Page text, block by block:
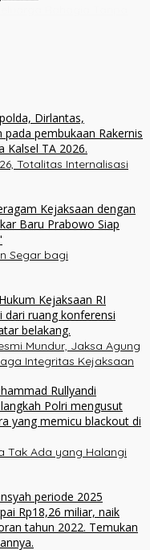
Totalitas Internalisasi
Segar bagi
Mundur, Jaksa Agung
Integritas Kejaksaan
Tak Ada yang Halangi